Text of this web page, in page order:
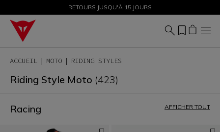
SOLDES JUSQU'À-50 % – ACHETEZ MAINTENANT
RETOURS JUSQU'À 15 JOURS
ACCUEIL MOTO RIDING STYLES
Riding Style Moto (423)
Racing AFFICHER TOUT